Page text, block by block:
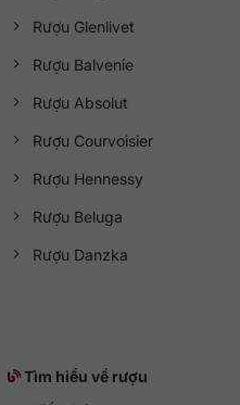
Rượu Glenlivet
Rượu Balvenie
Rượu Absolut
Rượu Courvoisier
Rượu Hennessy
Rượu Beluga
Rượu Danzka
Tìm hiểu về rượu